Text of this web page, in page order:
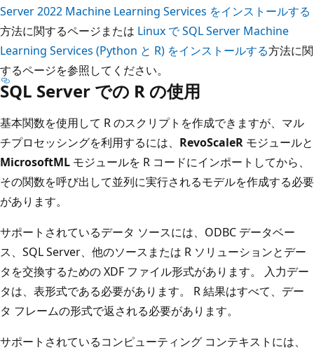
Server 2022 Machine Learning Services をインストールする
方法に関するページまたは Linux で SQL Server Machine
Learning Services (Python と R) をインストールする方法に関
するページを参照してください。
SQL Server での R の使用
基本関数を使用して R のスクリプトを作成できますが、マル
チプロセッシングを利用するには、 RevoScaleR モジュールと
MicrosoftML モジュールを R コードにインポートしてから、
その関数を呼び出して並列に実行されるモデルを作成する必要
があります。
サポートされているデータ ソースには、ODBC データベー
ス、SQL Server、他のソースまたは R ソリューションとデー
タを交換するための XDF ファイル形式があります。 入力デー
タは、表形式である必要があります。 R 結果はすべて、デー
タ フレームの形式で返される必要があります。
サポートされているコンピューティング コンテキストには、